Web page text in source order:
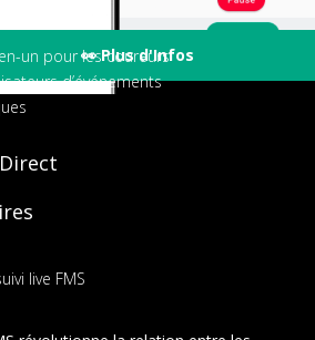
👀 Plus d'Infos
un pour les coureurs
d’événements
live FMS